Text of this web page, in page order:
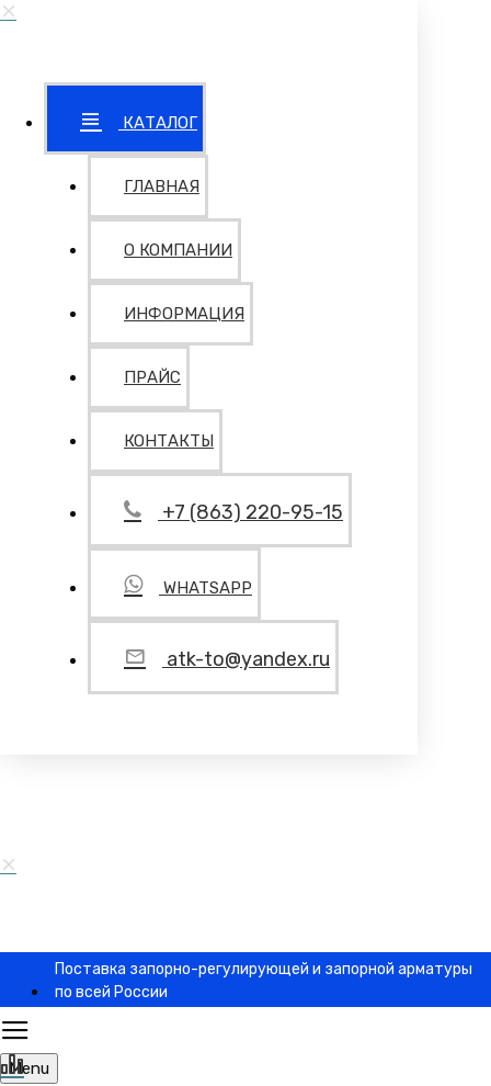
КАТАЛОГ
ГЛАВНАЯ
О КОМПАНИИ
ИНФОРМАЦИЯ
ПРАЙС
КОНТАКТЫ
+7 (863) 220-95-15
WHATSAPP
atk-to@yandex.ru
Поставка запорно-регулирующей и запорной арматуры
по всей России
Menu